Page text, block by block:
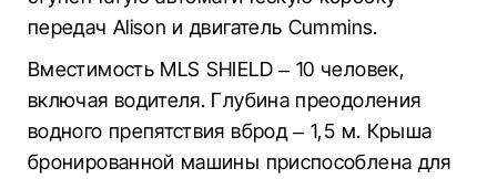
передач Alison и двигатель Cummins.
Вместимость MLS SHIELD – 10 человек,
включая водителя. Глубина преодоления
водного препятствия вброд – 1,5 м. Крыша
бронированной машины приспособлена для